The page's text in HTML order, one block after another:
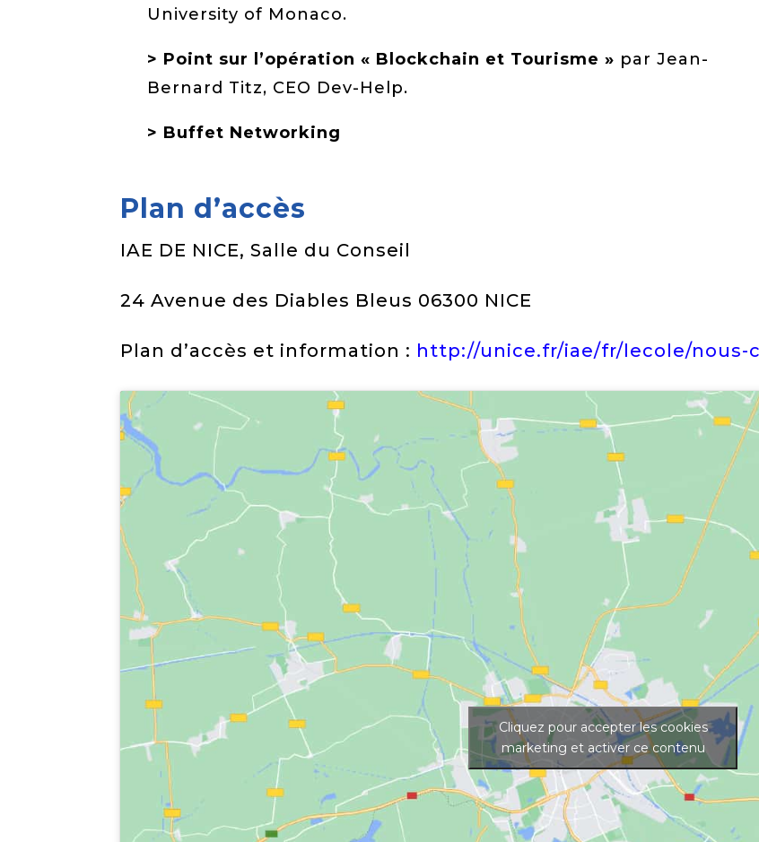
University of Monaco.
> Point sur l’opération « Blockchain et Tourisme » par Jean-
Bernard Titz, CEO Dev-Help.
> Buffet Networking
Plan d’accès
IAE DE NICE, Salle du Conseil
24 Avenue des Diables Bleus 06300 NICE
Plan d’accès et information : http://unice.fr/iae/fr/lecole/nous-
Cliquez pour accepter les cookies
marketing et activer ce contenu